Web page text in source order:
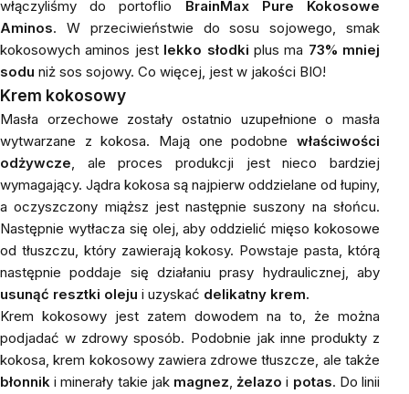
włączyliśmy do portoflio BrainMax Pure Kokosowe
Aminos. W przeciwieństwie do sosu sojowego, smak
kokosowych aminos jest lekko słodki plus ma 73% mniej
sodu niż sos sojowy. Co więcej, jest w jakości BIO!
Krem kokosowy
Masła orzechowe zostały ostatnio uzupełnione o masła
wytwarzane z kokosa. Mają one podobne właściwości
odżywcze, ale proces produkcji jest nieco bardziej
wymagający. Jądra kokosa są najpierw oddzielane od łupiny,
a oczyszczony miąższ jest następnie suszony na słońcu.
Następnie wytłacza się olej, aby oddzielić mięso kokosowe
od tłuszczu, który zawierają kokosy. Powstaje pasta, którą
następnie poddaje się działaniu prasy hydraulicznej, aby
usunąć resztki oleju i uzyskać delikatny krem.
Krem kokosowy jest zatem dowodem na to, że można
podjadać w zdrowy sposób. Podobnie jak inne produkty z
kokosa, krem kokosowy zawiera zdrowe tłuszcze, ale także
błonnik i minerały takie jak magnez,żelazo i potas. Do linii